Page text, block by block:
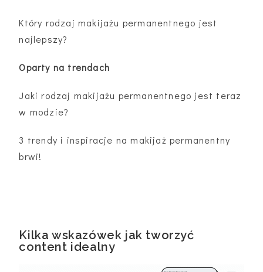
Który rodzaj makijażu permanentnego jest
najlepszy?
Oparty na trendach
Jaki rodzaj makijażu permanentnego jest teraz
w modzie?
3 trendy i inspiracje na makijaż permanentny
brwi!
Kilka wskazówek jak tworzyć
content idealny